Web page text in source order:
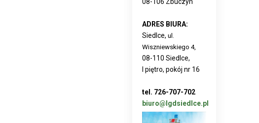
ADRES BIURA:
Siedlce, ul.
Wiszniewskiego 4,
08-110 Siedlce,
I piętro, pokój nr 16
tel. 726-707-702
biuro@lgdsiedlce.pl